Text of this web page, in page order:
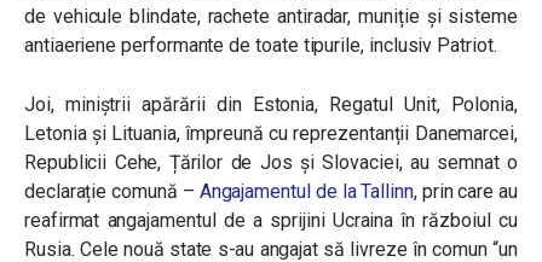
de vehicule blindate, rachete antiradar, muniție și sisteme
antiaeriene performante de toate tipurile, inclusiv Patriot.
Joi, miniștrii apărării din Estonia, Regatul Unit, Polonia,
Letonia și Lituania, împreună cu reprezentanții Danemarcei,
Republicii Cehe, Țărilor de Jos și Slovaciei, au semnat o
declarație comună – Angajamentul de la Tallinn, prin care au
reafirmat angajamentul de a sprijini Ucraina în războiul cu
Rusia. Cele nouă state s-au angajat să livreze în comun“un